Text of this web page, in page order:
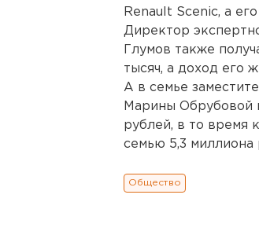
Renault Scenic, а
Директор
Глумов также
тысяч, а доход его
А в семье
Марины Обрубовой
рублей, в то время
семью 5,3 миллиона
Общество